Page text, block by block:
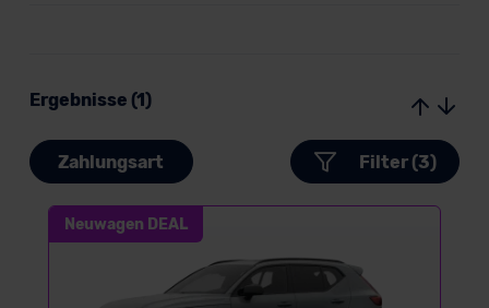
Ergebnisse (1)
Zahlungsart Filter (3)
Neuwagen DEAL